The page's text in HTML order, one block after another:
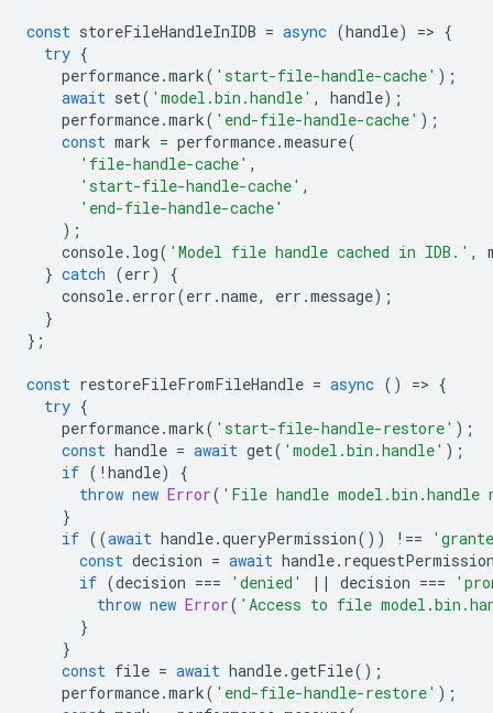
const storeFileHandleInIDB = async (handle) => {
try {
performance.mark( 'start-file-handle-cache' );
await set( 'model.bin.handle' , handle);
performance.mark( 'end-file-handle-cache' );
const mark = performance.measure(
'file-handle-cache' ,
'start-file-handle-cache' ,
'end-file-handle-cache'
);
console. log( 'Model file handle cached in IDB.' ,
} catch (err)
{
console. error(err .name, err .message);
}
};
const restoreFileFromFileHandle = async () => {
try {
performance.mark( 'start-file-handle-restore' );
const handle = await get( 'model.bin.handle' );
if ( ! handle)
{
throw new Error( 'File handle
}
if ((await handle.queryPermission()) !==
const decision = await handle.
if (decision === 'denied' || decision ===
throw new Error( 'Access to file
}
}
const file = await handle.getFile();
performance.mark( 'end-file-handle-restore' );